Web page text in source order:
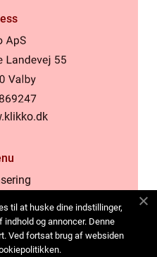
oss
til at huske dine indstillinger,
og annoncer. Denne
Ved fortsat brug af websiden